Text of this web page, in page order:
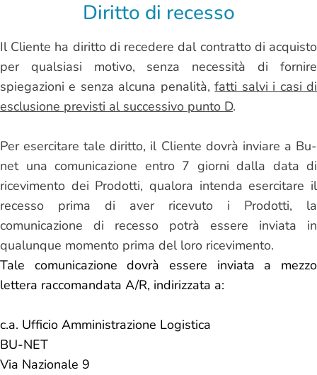
Diritto di recesso
Il Cliente ha diritto di recedere dal contratto di acquisto
per qualsiasi motivo, senza necessità di fornire
spiegazioni e senza alcuna penalità,fatti salvi i casi di
esclusione previsti al successivo punto D.
Per esercitare tale diritto, il Cliente dovrà inviare a Bu-
net una comunicazione entro 7 giorni dalla data di
ricevimento dei Prodotti, qualora intenda esercitare il
recesso prima di aver ricevuto i Prodotti, la
comunicazione di recesso potrà essere inviata in
qualunque momento prima del loro ricevimento.
Tale comunicazione dovrà essere inviata a mezzo
lettera raccomandata A/R, indirizzata a:
c.a. Ufficio Amministrazione Logistica
BU-NET
Via Nazionale 9